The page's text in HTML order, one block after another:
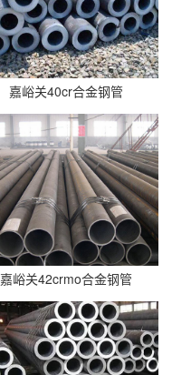
嘉峪关40cr合金钢管
嘉峪关42crmo合金钢管